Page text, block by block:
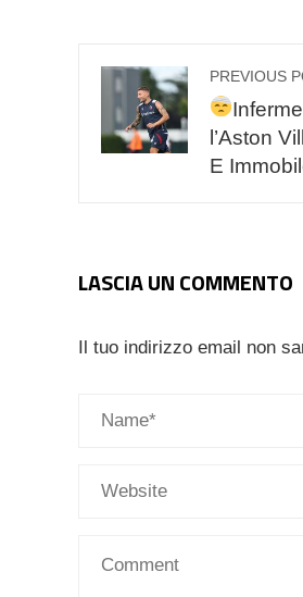
PREVIOUS
l’Aston
E
LASCIA UN COMMENTO
Il tuo indirizzo email non